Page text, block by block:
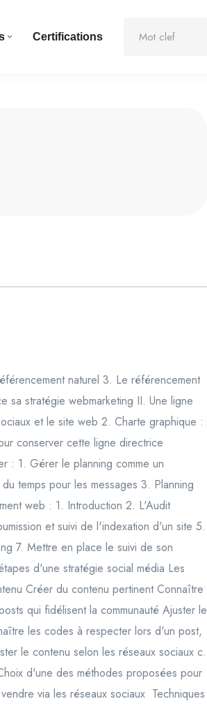
Certifications
naturel 3. Le référencement
sa stratégie webmarketing II. Une ligne
et le site web 2. Charte graphique :
conserver cette ligne directrice
: 1. Gérer le planning comme un
temps pour les messages 3. Planning
web : 1. Introduction 2. L'Audit
et suivi de l'indexation d'un site 5.
7. Mettre en place le suivi de son
d'une stratégie social média Les
Créer du contenu pertinent Connaître
qui fidélisent la communauté Ajuster le
les codes à respecter lors d'un post,
le contenu selon les réseaux sociaux c.
d'une des méthodes proposées pour
via les réseaux sociaux Techniques